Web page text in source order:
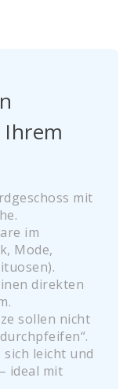
mit
im
Mode,
direkten
sollen nicht
sich leicht und
ideal mit